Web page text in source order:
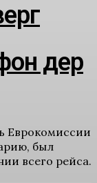
дер
Еврокомиссии
был
всего рейса.